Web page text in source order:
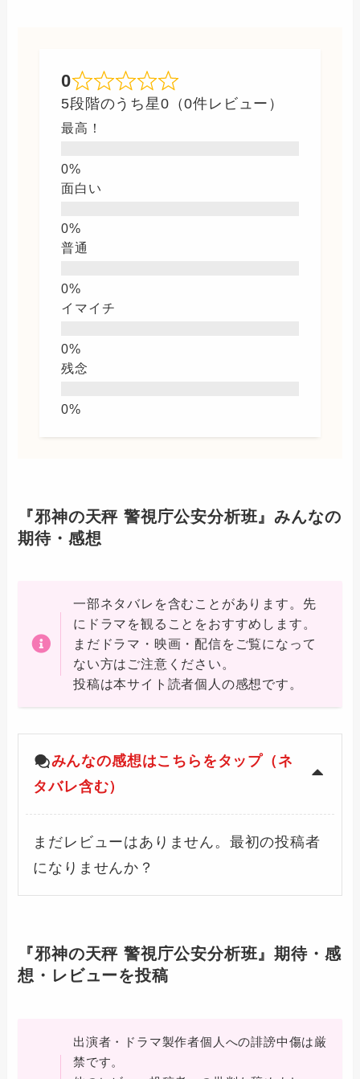
0
5段階のうち星0（0件レビュー）
最高！
面白い
普通
イマイチ
残念
『邪神の天秤 警視庁公安分析班』みんなの
期待・感想
一部ネタバレを含むことがあります。先
にドラマを観ることをおすすめします。
まだドラマ・映画・配信をご覧になって
ない方はご注意ください。
投稿は本サイト読者個人の感想です。
みんなの感想はこちらをタップ（ネ
タバレ含む）
まだレビューはありません。最初の投稿者
になりませんか？
『邪神の天秤 警視庁公安分析班』期待・感
想・レビューを投稿
出演者・ドラマ製作者個人への誹謗中傷は厳
禁です。